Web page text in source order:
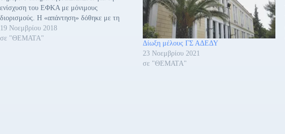
ενίσχυση του ΕΦΚΑ με μόνιμους
διορισμούς. Η «απάντηση» δόθηκε με τη
σύλληψη των συνδικαλιστών – μελών του
Δ.Σ. του Πανελλήνιου Συλλόγου
19 Νοεμβρίου 2018
σε "ΘΕΜΑΤΑ"
Δίωξη μέλους ΓΣ ΑΔΕΔΥ
23 Νοεμβρίου 2021
σε "ΘΕΜΑΤΑ"